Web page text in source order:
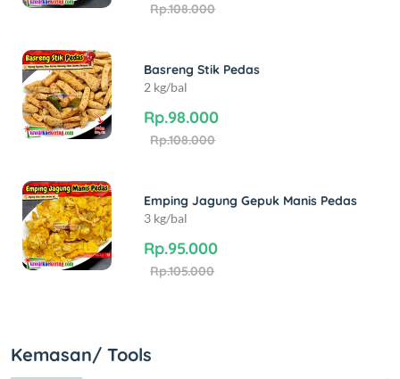
Rp.108.000
Basreng Stik Pedas
2 kg/bal
Rp.98.000
Rp.108.000
Emping Jagung Gepuk Manis Pedas
3 kg/bal
Rp.95.000
Rp.105.000
Kemasan/ Tools